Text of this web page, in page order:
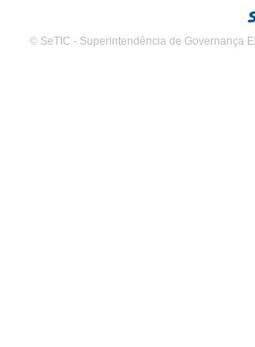
© SeTIC - Superintendência de Governança